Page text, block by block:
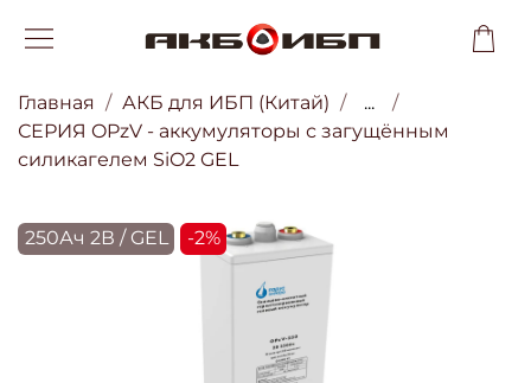
Главная АКБ для ИБП (Китай)
...
СЕРИЯ OPzV - аккумуляторы с загущённым
силикагелем SiO2 GEL
250Ач 2В / GEL -2%